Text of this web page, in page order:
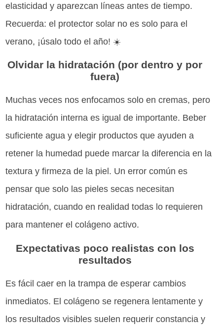
elasticidad y aparezcan líneas antes de tiempo.
Recuerda: el protector solar no es solo para el
verano, ¡úsalo todo el año! ☀️
Olvidar la hidratación (por dentro y por
fuera)
Muchas veces nos enfocamos solo en cremas, pero
la hidratación interna es igual de importante. Beber
suficiente agua y elegir productos que ayuden a
retener la humedad puede marcar la diferencia en la
textura y firmeza de la piel. Un error común es
pensar que solo las pieles secas necesitan
hidratación, cuando en realidad todas lo requieren
para mantener el colágeno activo.
Expectativas poco realistas con los
resultados
Es fácil caer en la trampa de esperar cambios
inmediatos. El colágeno se regenera lentamente y
los resultados visibles suelen requerir constancia y